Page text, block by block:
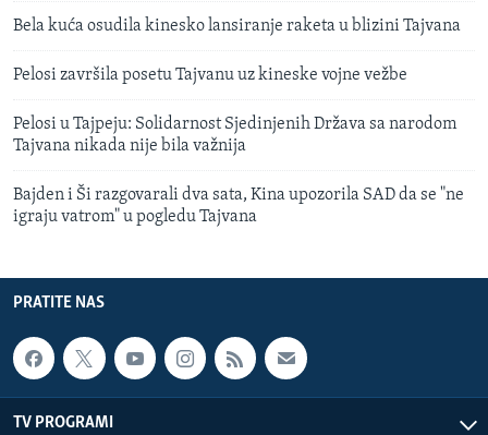
Bela kuća osudila kinesko lansiranje raketa u blizini Tajvana
Pelosi završila posetu Tajvanu uz kineske vojne vežbe
Pelosi u Tajpeju: Solidarnost Sjedinjenih Država sa narodom
Tajvana nikada nije bila važnija
Bajden i Ši razgovarali dva sata, Kina upozorila SAD da se "ne
igraju vatrom" u pogledu Tajvana
PRATITE NAS
TV PROGRAMI